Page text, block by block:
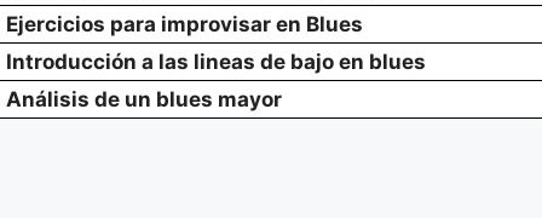
Ejercicios para improvisar en Blues
Introducción a las lineas de bajo en blues
Análisis de un blues mayor